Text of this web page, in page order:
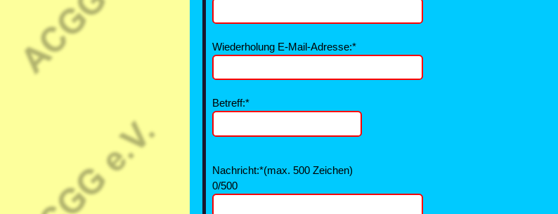
Wiederholung E-Mail-Adresse:*
Betreff:*
Nachricht:*(max. 500 Zeichen)
0/500